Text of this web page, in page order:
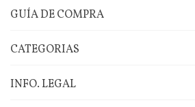
GUÍA DE COMPRA
CATEGORIAS
INFO. LEGAL